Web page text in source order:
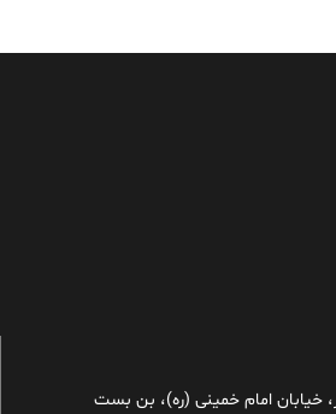
خیابان امام خمینی (ره)، بن بست